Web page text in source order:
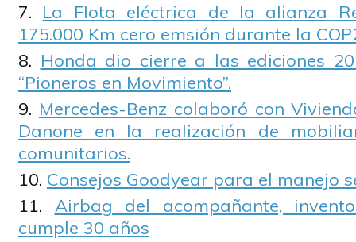
La Flota eléctrica de la alianza
175.000 Km cero emsión durante la
Honda dio cierre a las ediciones
“Pioneros en Movimiento”.
Mercedes-Benz colaboró con
Danone en la realización de
comunitarios.
Consejos Goodyear para el manejo
Airbag del acompañante,
cumple 30 años